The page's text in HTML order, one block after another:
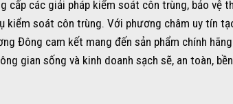
cấp các giải pháp kiểm soát côn trùng, bảo vệ
kiểm soát côn trùng. Với phương châm uy tín
Đông cam kết mang đến sản phẩm chính
gian sống và kinh doanh sạch sẽ, an toàn,